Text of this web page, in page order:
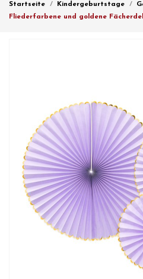
Startseite Kindergeburtstage
Fliederfarbene und goldene